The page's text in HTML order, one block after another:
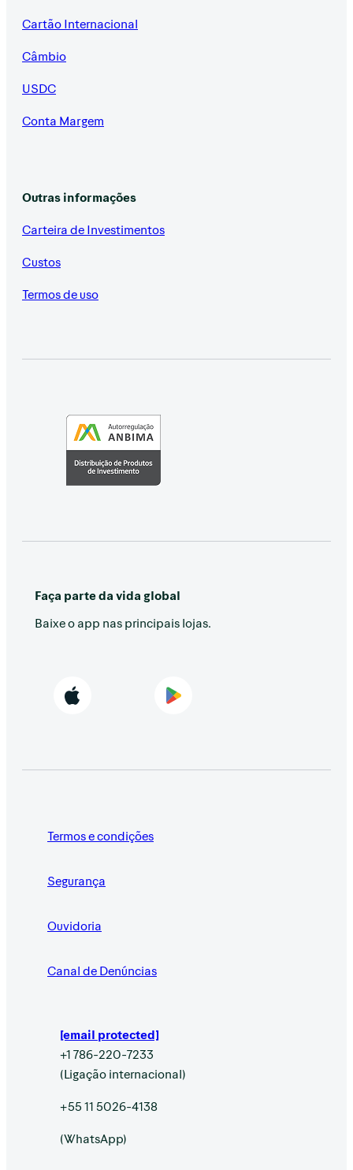
Cartão Internacional
Câmbio
USDC
Conta Margem
Outras informações
Carteira de Investimentos
Custos
Termos de uso
Faça parte da vida global
Baixe o app nas principais lojas.
Termos e condições
Segurança
Ouvidoria
Canal de Denúncias
[email protected]
+1 786-220-7233
(Ligação internacional)
+55 11 5026-4138
(WhatsApp)